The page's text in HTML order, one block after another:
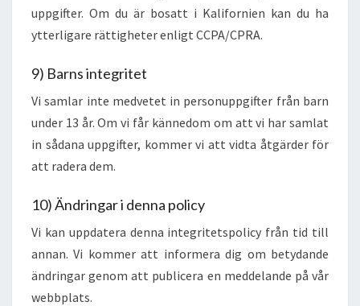
uppgifter. Om du är bosatt i Kalifornien kan du ha
ytterligare rättigheter enligt CCPA/CPRA.
9) Barns integritet
Vi samlar inte medvetet in personuppgifter från barn
under 13 år. Om vi får kännedom om att vi har samlat
in sådana uppgifter, kommer vi att vidta åtgärder för
att radera dem.
10) Ändringar i denna policy
Vi kan uppdatera denna integritetspolicy från tid till
annan. Vi kommer att informera dig om betydande
ändringar genom att publicera en meddelande på vår
webbplats.